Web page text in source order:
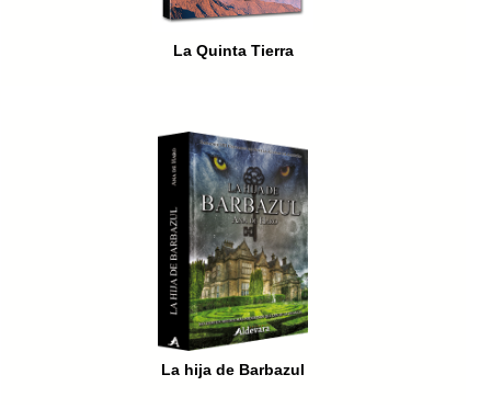
La Quinta Tierra
La hija de Barbazul